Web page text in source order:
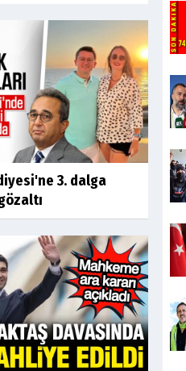
3. dalga